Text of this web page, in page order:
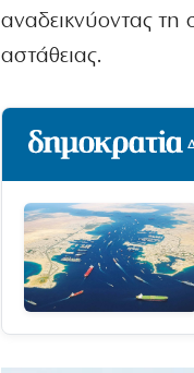
αναδεικνύοντας τη
αστάθειας.